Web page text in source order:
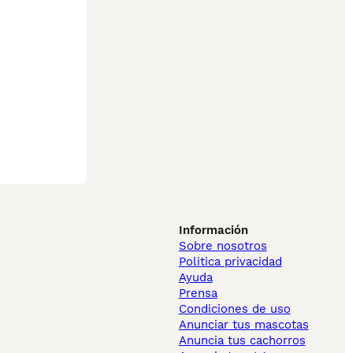
Información
Sobre nosotros
Politica privacidad
Ayuda
Prensa
Condiciones de uso
Anunciar tus mascotas
Anuncia tus cachorros